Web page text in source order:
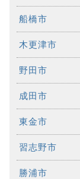
船橋市
木更津市
野田市
成田市
東金市
習志野市
勝浦市